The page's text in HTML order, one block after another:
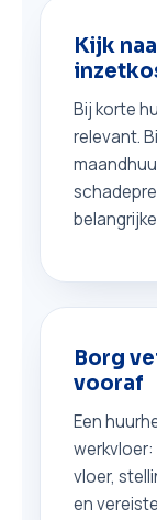
Kijk
Bij korte
relevant.
Borg
vooraf
Een
vloer,
en